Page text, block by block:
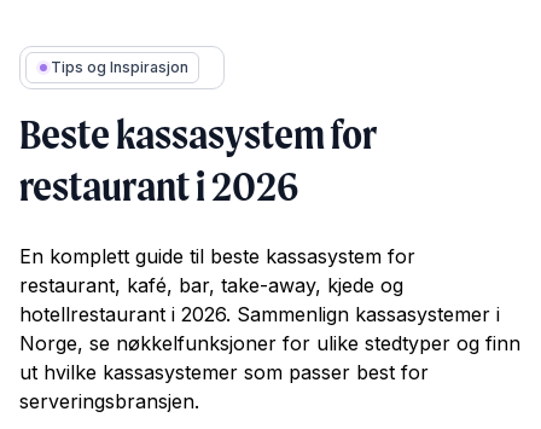
Tips og Inspirasjon
Beste kassasystem for
restaurant i 2026
En komplett guide til beste kassasystem for
restaurant, kafé, bar, take-away, kjede og
hotellrestaurant i 2026. Sammenlign kassasystemer i
Norge, se nøkkelfunksjoner for ulike stedtyper og finn
ut hvilke kassasystemer som passer best for
serveringsbransjen.